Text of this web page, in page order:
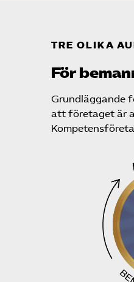
TRE OLIKA
För
Grundläggande
att företaget är